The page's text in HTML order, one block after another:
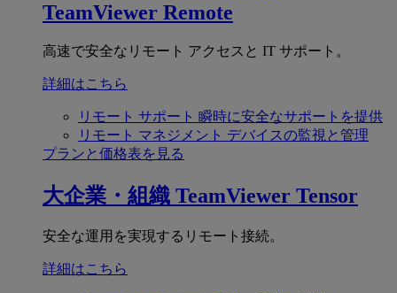
TeamViewer Remote
高速で安全なリモート アクセスと IT サポート。
詳細はこちら
リモート サポート 瞬時に安全なサポートを提供
リモート マネジメント デバイスの監視と管理
プランと価格表を見る
大企業・組織 TeamViewer Tensor
安全な運用を実現するリモート接続。
詳細はこちら